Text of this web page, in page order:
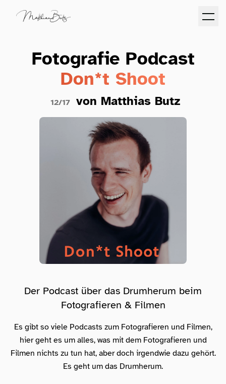
Fotografie Podcast
Don*t Shoot
12/17 von Matthias Butz
Der Podcast über das Drumherum beim
Fotografieren & Filmen
Es gibt so viele Podcasts zum Fotografieren und Filmen,
hier geht es um alles, was mit dem Fotografieren und
Filmen nichts zu tun hat, aber doch irgendwie dazu gehört.
Es geht um das Drumherum.